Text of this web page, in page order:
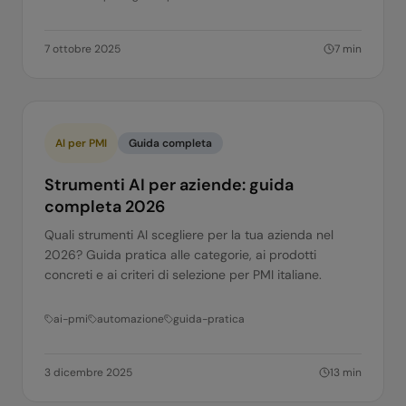
7 ottobre 2025 7 min
AI per PMI Guida completa
Strumenti AI per aziende: guida
completa 2026
Quali strumenti AI scegliere per la tua azienda nel
2026? Guida pratica alle categorie, ai prodotti
concreti e ai criteri di selezione per PMI italiane.
ai-pmi automazione guida-pratica
3 dicembre 2025 13 min